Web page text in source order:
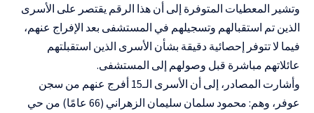
وتشير المعطيات المتوفرة إلى أن هذا الرقم يقتصر على الأسرى
الذين تم استقبالهم وتسجيلهم في المستشفى بعد الإفراج عنهم،
فيما لا تتوفر إحصائية دقيقة بشأن الأسرى الذين استقبلتهم
عائلاتهم مباشرة قبل وصولهم إلى المستشفى.
وأشارت المصادر، إلى أن الأسرى الـ15 أفرج عنهم من سجن
عوفر، وهم: محمود سلمان سليمان الزهراني (66 عامًا) من حي